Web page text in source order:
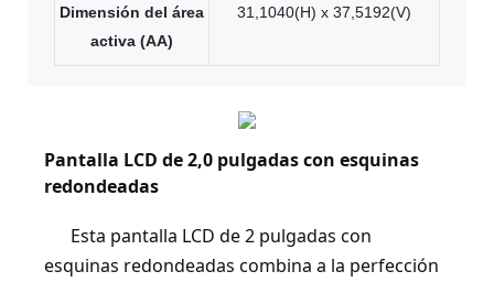
Dimensión del área
activa (AA)
31,1040(H) x 37,5192(V)
Pantalla LCD de 2,0 pulgadas con esquinas
redondeadas
Esta pantalla LCD de 2 pulgadas con
esquinas redondeadas combina a la perfección